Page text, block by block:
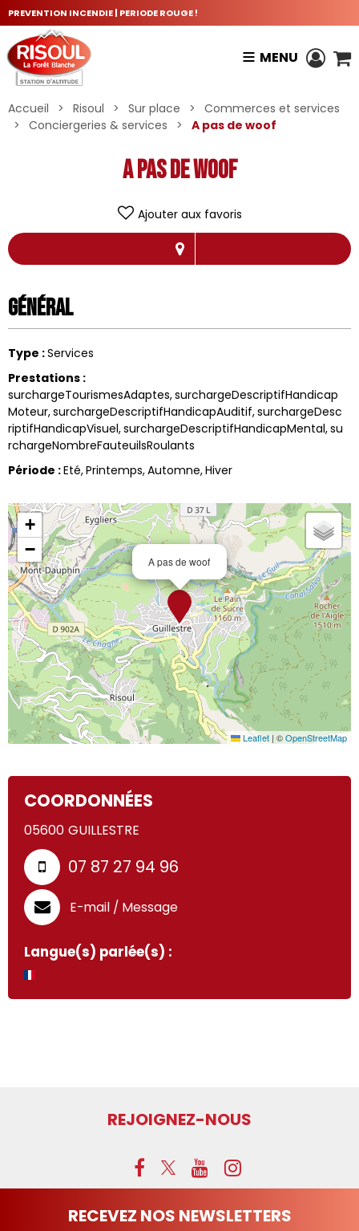
PREVENTION INCENDIE | PERIODE ROUGE !
MENU
Accueil > Risoul > Sur place >
Commerces et services
>
Conciergeries & services > A pas de woof
A pas de woof
Ajouter aux favoris
Général
Type :Services
Prestations :
surchargeTourismesAdaptes surchargeDescriptifHandicap
Moteur surchargeDescriptifHandicapAuditif surchargeDesc
riptifHandicapVisuel surchargeDescriptifHandicapMental su
rchargeNombreFauteuilsRoulants
Période :Eté Printemps Automne Hiver
A pas de woof
+
−
Leaflet | ©OpenStreetMap
COORDONNÉES
05600 GUILLESTRE
07 87 27 94 96
E-mail / Message
Langue(s) parlée(s) :
REJOIGNEZ-NOUS
RECEVEZ NOS NEWSLETTERS